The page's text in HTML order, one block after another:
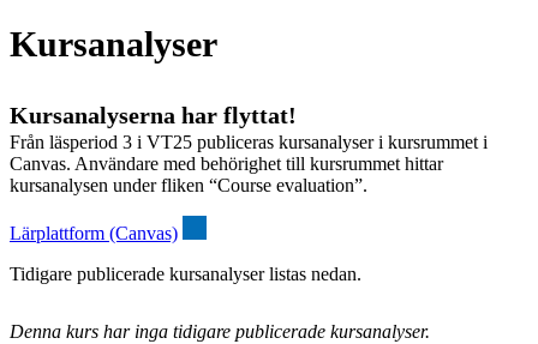
Kursanalyser
Kursanalyserna har flyttat!
Från läsperiod 3 i VT25 publiceras kursanalyser i kursrummet i
Canvas. Användare med behörighet till kursrummet hittar
kursanalysen under fliken “Course evaluation”.
Lärplattform (Canvas)
Tidigare publicerade kursanalyser listas nedan.
Denna kurs har inga tidigare publicerade kursanalyser.